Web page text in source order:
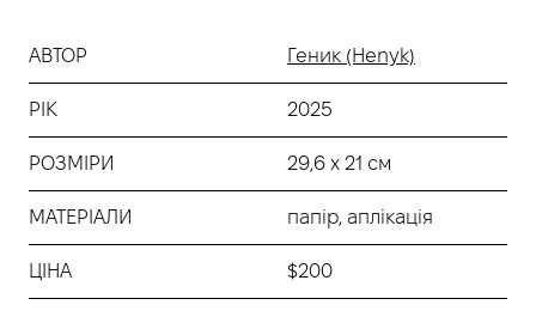
АВТОР Геник (Henyk)
РІК 2025
РОЗМІРИ 29,6 х 21 см
МАТЕРІАЛИ папір, аплікація
ЦІНА $200